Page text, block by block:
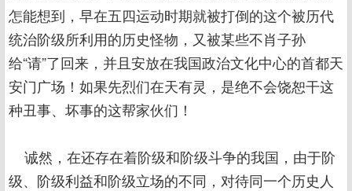
怎能想到，早在五四运动时期就被打倒的这个被历代
统治阶级所利用的历史怪物，又被某些不肖子孙
给“请”了回来，并且安放在我国政治文化中心的首都天
安门广场！如果先烈们在天有灵，是绝不会饶恕干这
种丑事、坏事的这帮家伙们！
诚然，在还存在着阶级和阶级斗争的我国，由于阶
级、阶级利益和阶级立场的不同，对待同一个历史人